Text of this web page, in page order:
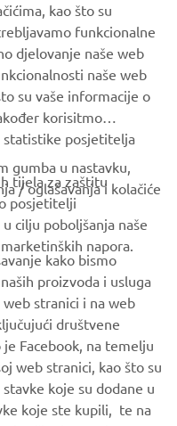
kao što su
funkcionalne
djelovanje naše web
naše web
su vaše informacije o
korisitmo
statistike posjetitelja
tijela za zaštitu
posjetitelji
cilju poboljšanja naše
napora.
gumba u nastavku,
/ oglašavanja i kolačiće
kako bismo
proizvoda i usluga
stranici i na web
društvene
Facebook, na temelju
web stranici, kao što su
koje su dodane u
koje ste kupili, te na